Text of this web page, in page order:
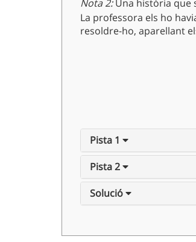
Nota 2:Una història que
La professora els ho
resoldre-ho, aparellant
Pista 1
Pista 2
Solució